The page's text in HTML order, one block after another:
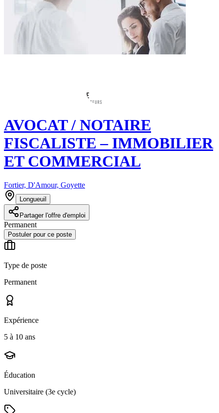
AVOCAT / NOTAIRE
FISCALISTE – IMMOBILIER
ET COMMERCIAL
Fortier, D'Amour, Goyette
Longueuil
Partager l'offre d'emploi
Permanent
Postuler pour ce poste
Type de poste
Permanent
Expérience
5 à 10 ans
Éducation
Universitaire (3e cycle)